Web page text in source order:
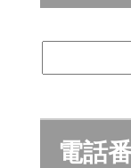
電話